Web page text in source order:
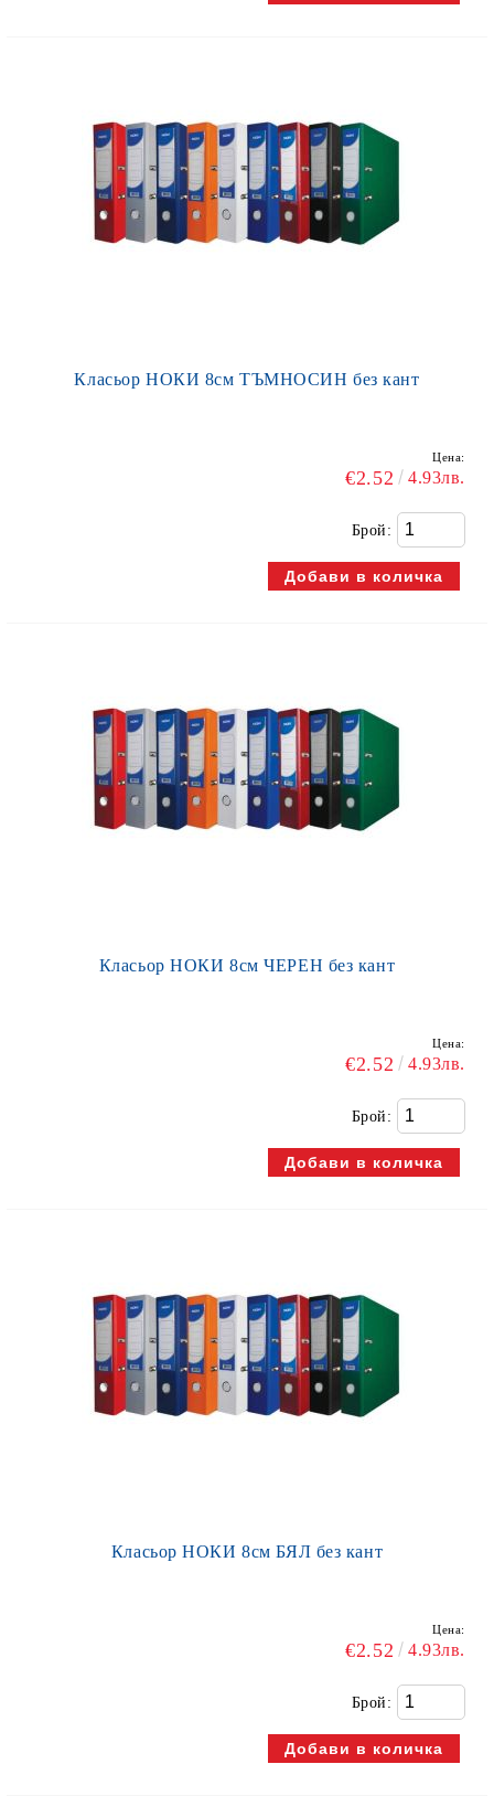
Класьор НОКИ 8см ТЪМНОСИН без кант
Цена:
€2.52 4.93лв.
Брой:
Класьор НОКИ 8см ЧЕРЕН без кант
Цена:
€2.52 4.93лв.
Брой:
Класьор НОКИ 8см БЯЛ без кант
Цена:
€2.52 4.93лв.
Брой: